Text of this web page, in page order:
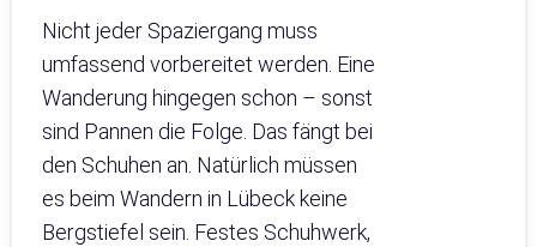
Nicht jeder Spaziergang muss
umfassend vorbereitet werden. Eine
Wanderung hingegen schon – sonst
sind Pannen die Folge. Das fängt bei
den Schuhen an. Natürlich müssen
es beim Wandern in Lübeck keine
Bergstiefel sein. Festes Schuhwerk,